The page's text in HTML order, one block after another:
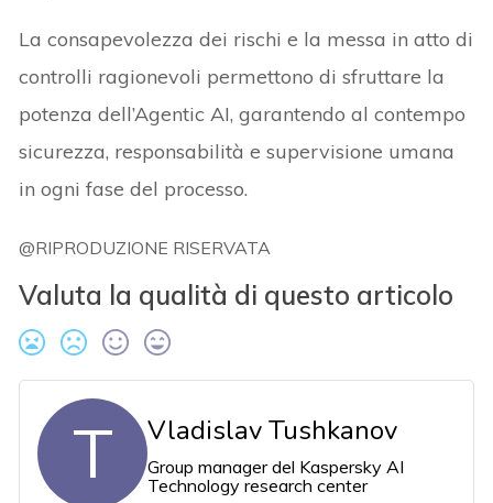
La consapevolezza dei rischi e la messa in atto di
controlli ragionevoli permettono di sfruttare la
potenza dell’Agentic AI, garantendo al contempo
sicurezza, responsabilità e supervisione umana
in ogni fase del processo.
@RIPRODUZIONE RISERVATA
Valuta la qualità di questo articolo
T Vladislav Tushkanov
Group manager del Kaspersky AI
Technology research center